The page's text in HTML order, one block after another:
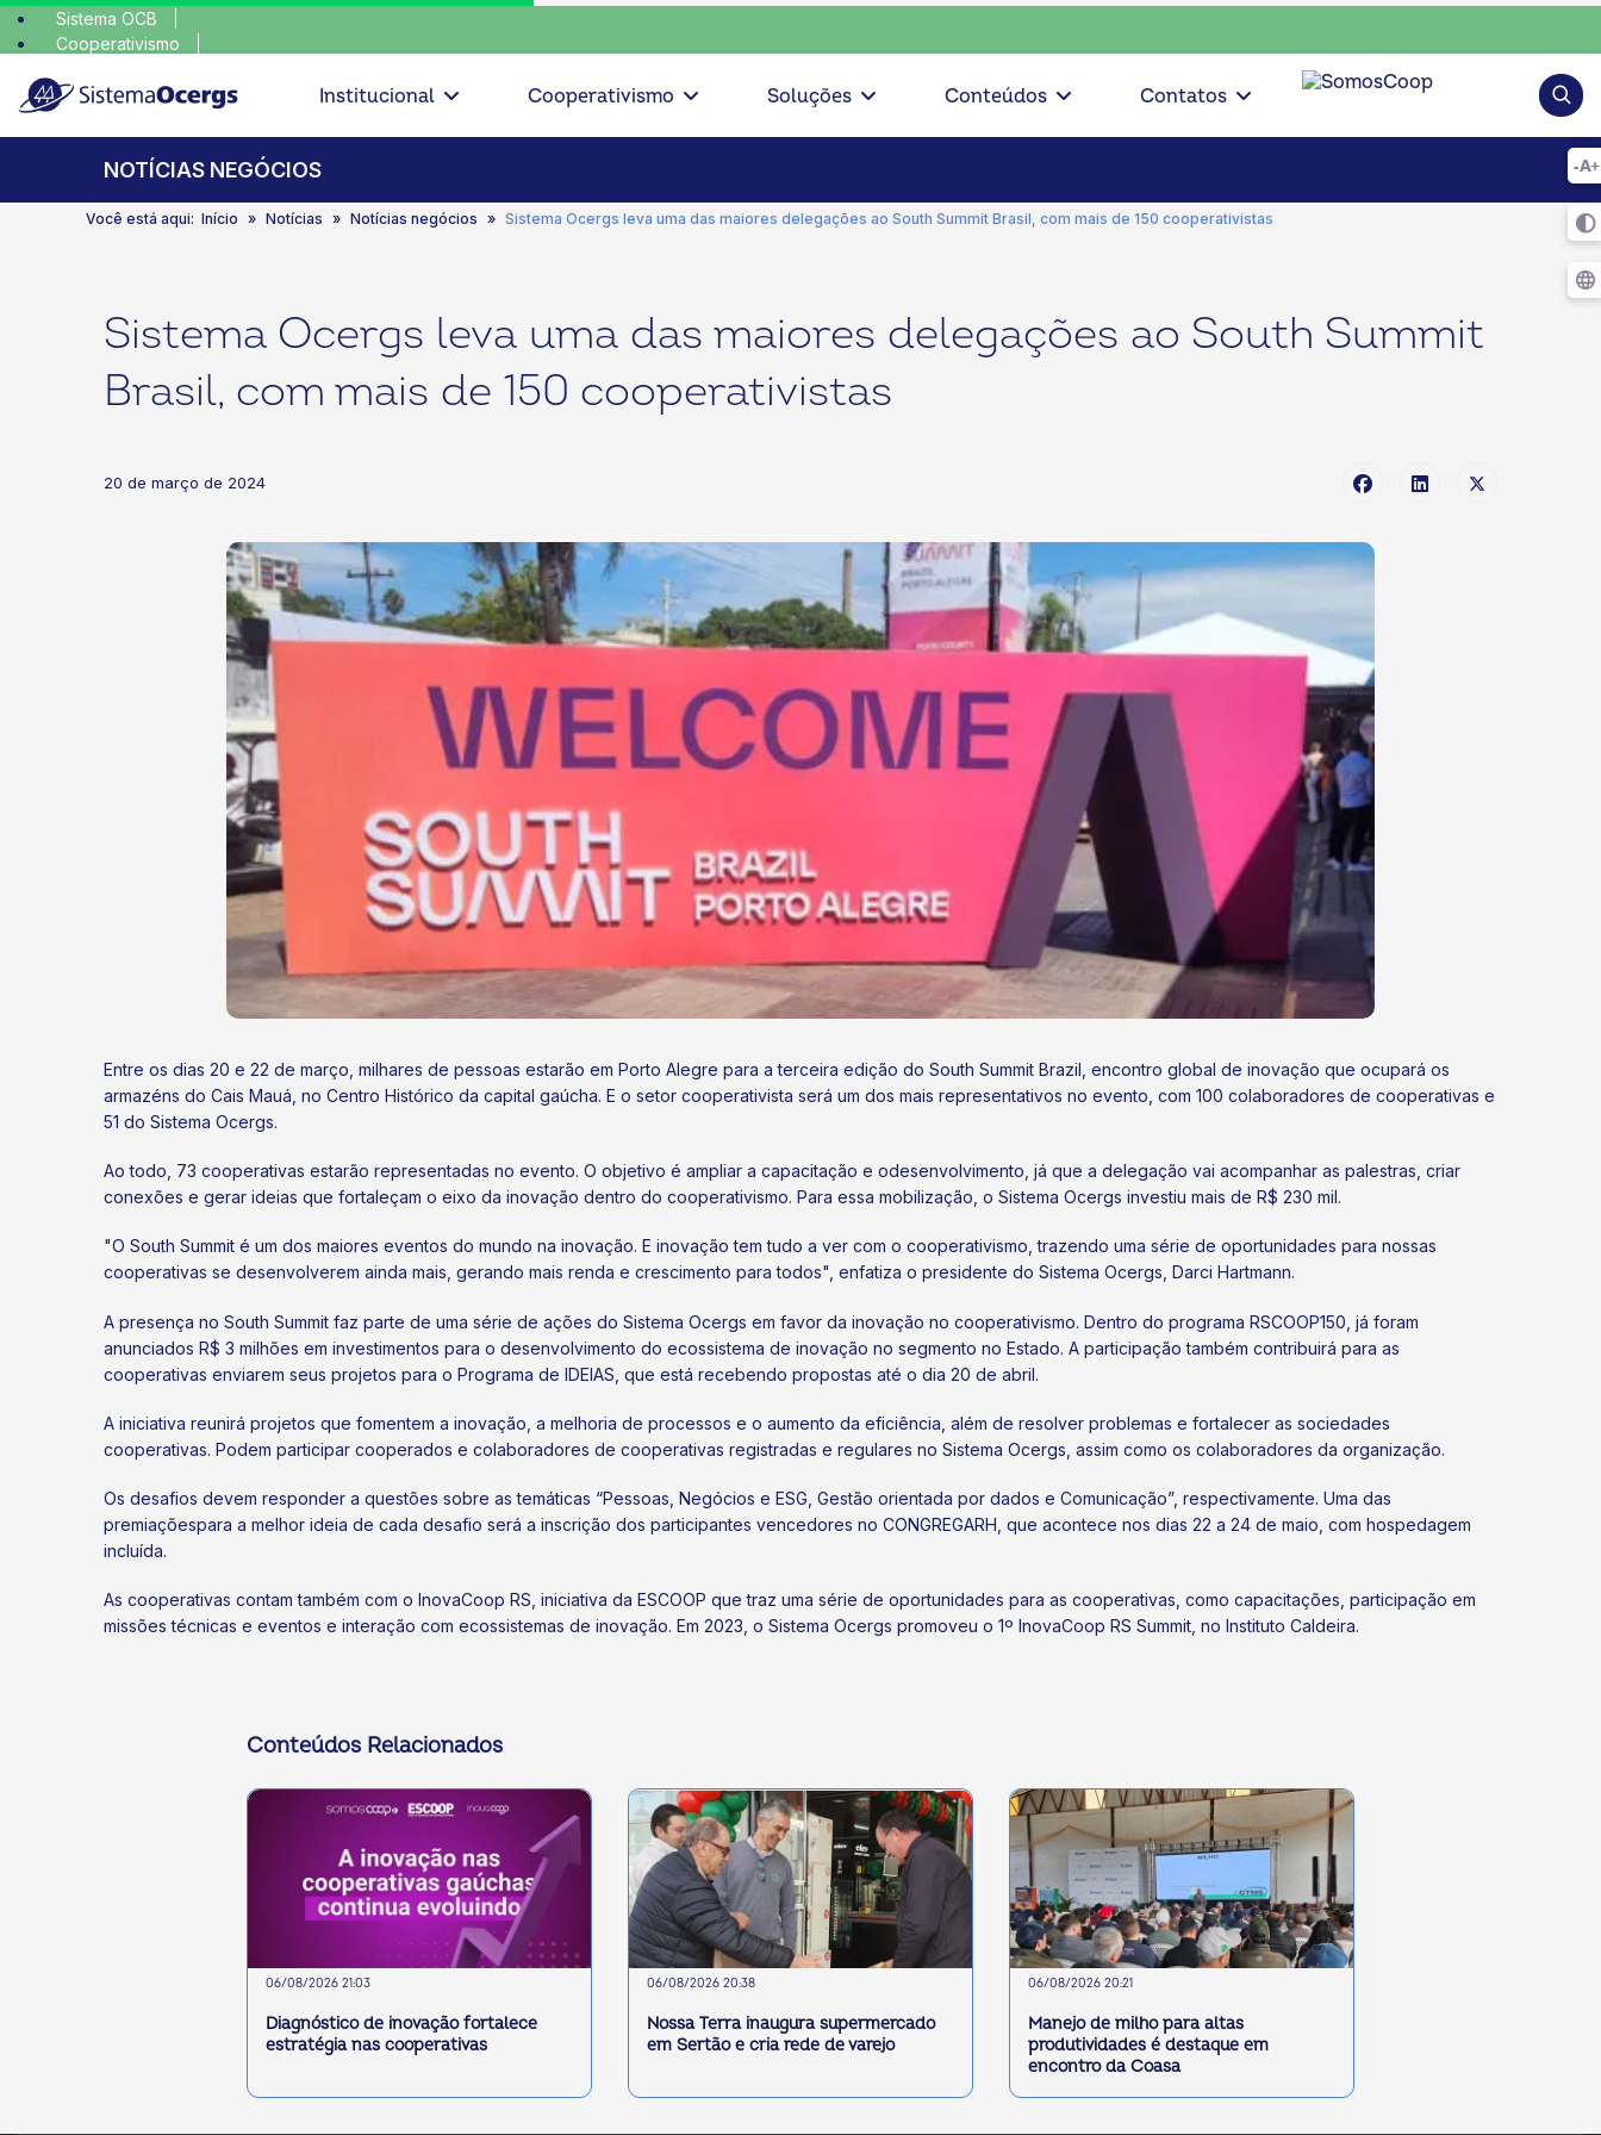
Sistema OCB
Cooperativismo
escolha consciente, escolha o coop • escolha consciente, escolha o coop • escolha consciente, escolha o coop • escolha
Institucional
Cooperativismo Soluções Conteúdos Contatos
NOTÍCIAS NEGÓCIOS
Você está aqui: Início Notícias Notícias negócios Sistema Ocergs leva uma das maiores delegações ao South Summit Brasil, com mais de 150 cooperativistas
Sistema Ocergs leva uma das maiores delegações ao South Summit
Brasil, com mais de 150 cooperativistas
20 de março de 2024
Entre os dias 20 e 22 de março, milhares de pessoas estarão em Porto Alegre para a terceira edição do South Summit Brazil, encontro global de inovação que ocupará os
armazéns do Cais Mauá, no Centro Histórico da capital gaúcha. E o setor cooperativista será um dos mais representativos no evento, com 100 colaboradores de cooperativas e
51 do Sistema Ocergs.
Ao todo, 73 cooperativas estarão representadas no evento. O objetivo é ampliar a capacitação e odesenvolvimento, já que a delegação vai acompanhar as palestras, criar
conexões e gerar ideias que fortaleçam o eixo da inovação dentro do cooperativismo. Para essa mobilização, o Sistema Ocergs investiu mais de R$ 230 mil.
"O South Summit é um dos maiores eventos do mundo na inovação. E inovação tem tudo a ver com o cooperativismo, trazendo uma série de oportunidades para nossas
cooperativas se desenvolverem ainda mais, gerando mais renda e crescimento para todos", enfatiza o presidente do Sistema Ocergs, Darci Hartmann.
A presença no South Summit faz parte de uma série de ações do Sistema Ocergs em favor da inovação no cooperativismo. Dentro do programa RSCOOP150, já foram
anunciados R$ 3 milhões em investimentos para o desenvolvimento do ecossistema de inovação no segmento no Estado. A participação também contribuirá para as
cooperativas enviarem seus projetos para o Programa de IDEIAS, que está recebendo propostas até o dia 20 de abril.
A iniciativa reunirá projetos que fomentem a inovação, a melhoria de processos e o aumento da eficiência, além de resolver problemas e fortalecer as sociedades
cooperativas. Podem participar cooperados e colaboradores de cooperativas registradas e regulares no Sistema Ocergs, assim como os colaboradores da organização.
Os desafios devem responder a questões sobre as temáticas “Pessoas, Negócios e ESG, Gestão orientada por dados e Comunicação”, respectivamente. Uma das
premiaçõespara a melhor ideia de cada desafio será a inscrição dos participantes vencedores no CONGREGARH, que acontece nos dias 22 a 24 de maio, com hospedagem
incluída.
As cooperativas contam também com o InovaCoop RS, iniciativa da ESCOOP que traz uma série de oportunidades para as cooperativas, como capacitações, participação em
missões técnicas e eventos e interação com ecossistemas de inovação. Em 2023, o Sistema Ocergs promoveu o 1º InovaCoop RS Summit, no Instituto Caldeira.
Conteúdos Relacionados
06/08/2026 21:03
Diagnóstico de inovação fortalece
estratégia nas cooperativas
06/08/2026 20:38
Nossa Terra inaugura supermercado
em Sertão e cria rede de varejo
06/08/2026 20:21
Manejo de milho para altas
produtividades é destaque em
encontro da Coasa